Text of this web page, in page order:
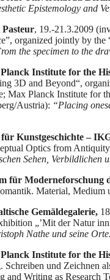
Epistemology and
, 19.-21.3.2009
organized jointly by
the specimen to the
Institute for the
3D and Beyond“,
Max Planck Institute for
Austria): “Placing
Kunstgeschichte –
Optics from
Sehen, Verbildlichen
für Moderneforschung
Material, Medium
Gemäldegalerie,
„’Mit der Natur
Nathe und seine Orte.
Institute for the
Schreiben und Zeichnen
and Writing as Research